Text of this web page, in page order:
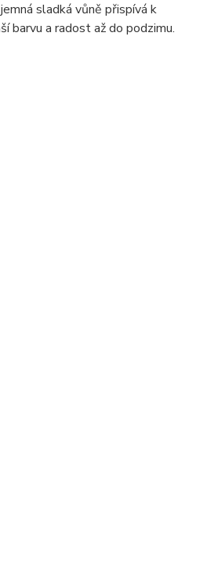
sladká vůně přispívá k
barvu a radost až do podzimu.